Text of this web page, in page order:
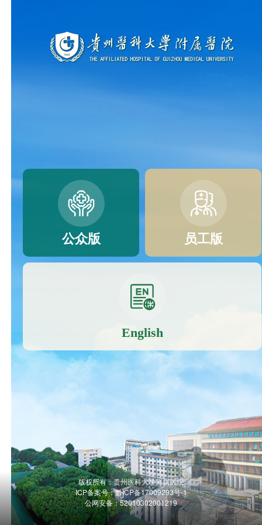
公众版 员工版
English
版权所有：贵州医科大学附属医院
ICP备案号：黔ICP备17009293号-1
公网安备：52010302001219